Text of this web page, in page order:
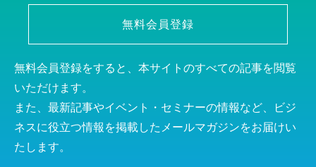
無料会員登録
無料会員登録をすると、本サイトのすべての記事を閲覧
いただけます。
また、最新記事やイベント・セミナーの情報など、ビジ
ネスに役立つ情報を掲載したメールマガジンをお届けい
たします。